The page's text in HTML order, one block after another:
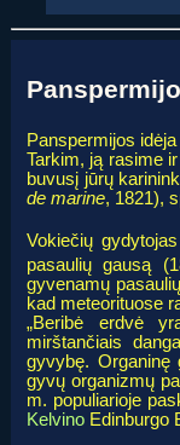
Panspermijos
Tarkim, ją rasime
buvusį jūrų
de marine, 1821),
Vokiečių
pasaulių gausą
gyvenamų
kad meteorituose
„Beribė erdvė
mirštančiais
gyvybę. Organinę
gyvų organizmų
m. populiarioje
Kelvino Edinburgo